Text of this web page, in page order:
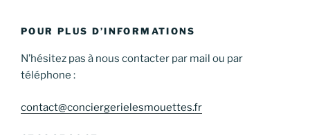
POUR PLUS D’INFORMATIONS
N’hésitez pas à nous contacter par mail ou par
téléphone :
contact@conciergerielesmouettes.fr